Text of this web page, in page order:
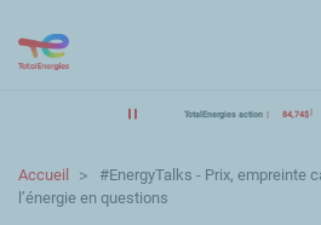
TotalEnergies action 84,74$
Accueil
#EnergyTalks - Prix, empreinte
l’énergie en questions